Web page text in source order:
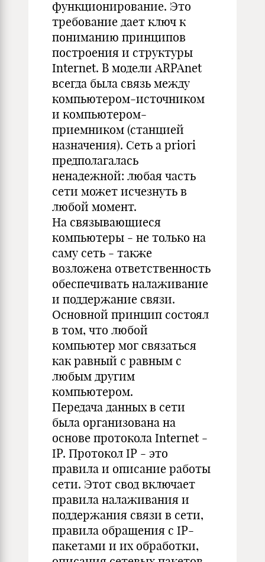
функционирование. Это
требование дает ключ к
пониманию принципов
построения и структуры
Internet. В модели ARPAnet
всегда была связь между
компьютером-источником
и компьютером-
приемником (станцией
назначения). Сеть a priori
предполагалась
ненадежной: любая часть
сети может исчезнуть в
любой момент.
На связывающиеся
компьютеры - не только на
саму сеть - также
возложена ответственность
обеспечивать налаживание
и поддержание связи.
Основной принцип состоял
в том, что любой
компьютер мог связаться
как равный с равным с
любым другим
компьютером.
Передача данных в сети
была организована на
основе протокола Internet -
IP. Протокол IP - это
правила и описание работы
сети. Этот свод включает
правила налаживания и
поддержания связи в сети,
правила обращения с IP-
пакетами и их обработки,